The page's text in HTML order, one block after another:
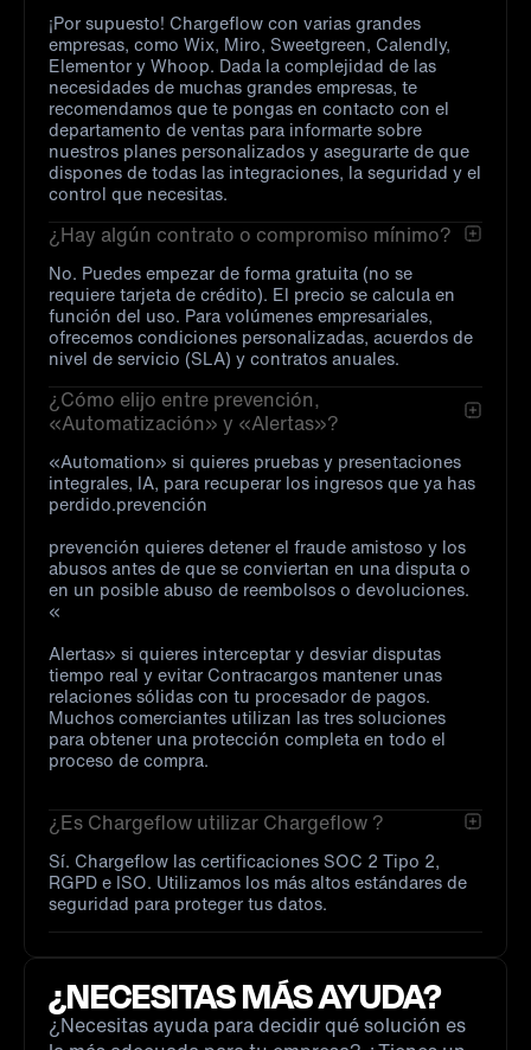
¡Por supuesto! Chargeflow con varias grandes
empresas, como Wix, Miro, Sweetgreen, Calendly,
Elementor y Whoop. Dada la complejidad de las
necesidades de muchas grandes empresas, te
recomendamos que te pongas en contacto con el
departamento de ventas para informarte sobre
nuestros planes personalizados y asegurarte de que
dispones de todas las integraciones, la seguridad y el
control que necesitas.
¿Hay algún contrato o compromiso mínimo?
No. Puedes empezar de forma gratuita (no se
requiere tarjeta de crédito). El precio se calcula en
función del uso. Para volúmenes empresariales,
ofrecemos condiciones personalizadas, acuerdos de
nivel de servicio (SLA) y contratos anuales.
¿Cómo elijo entre prevención,
«Automatización» y «Alertas»?
«Automation» si quieres pruebas y presentaciones
integrales, IA, para recuperar los ingresos que ya has
perdido.prevención
prevención quieres detener el fraude amistoso y los
abusos antes de que se conviertan en una disputa o
en un posible abuso de reembolsos o devoluciones.
«
Alertas» si quieres interceptar y desviar disputas
tiempo real y evitar Contracargos mantener unas
relaciones sólidas con tu procesador de pagos.
Muchos comerciantes utilizan las tres soluciones
para obtener una protección completa en todo el
proceso de compra.
¿Es Chargeflow utilizar Chargeflow ?
Sí. Chargeflow las certificaciones SOC 2 Tipo 2,
RGPD e ISO. Utilizamos los más altos estándares de
seguridad para proteger tus datos.
¿NECESITAS MÁS AYUDA?
¿Necesitas ayuda para decidir qué solución es